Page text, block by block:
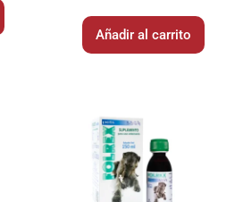
Añadir al carrito